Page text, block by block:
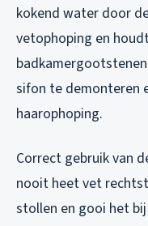
kokend water door
vetophoping en
sifon te demonteren
haarophoping.
Correct gebruik van
nooit heet vet
stollen en gooi het